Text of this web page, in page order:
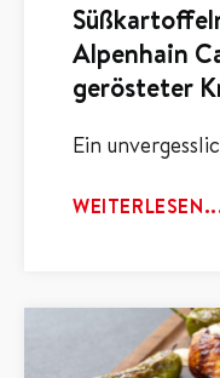
Alpenhain
gerösteter
Ein